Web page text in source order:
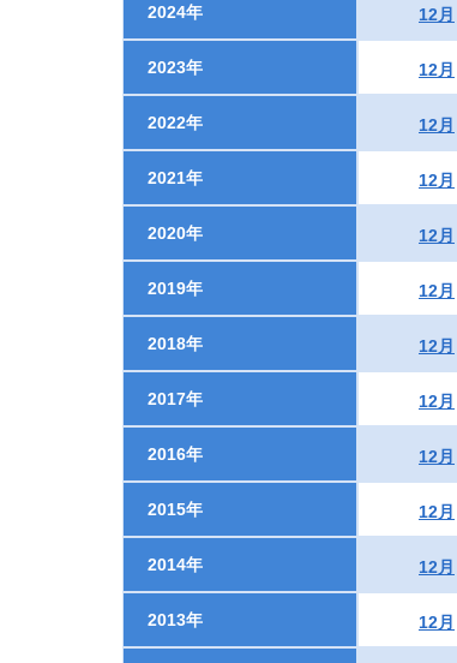
2024年 12月
2023年 12月
2022年 12月
2021年 12月
2020年 12月
2019年 12月
2018年 12月
2017年 12月
2016年 12月
2015年 12月
2014年 12月
2013年 12月